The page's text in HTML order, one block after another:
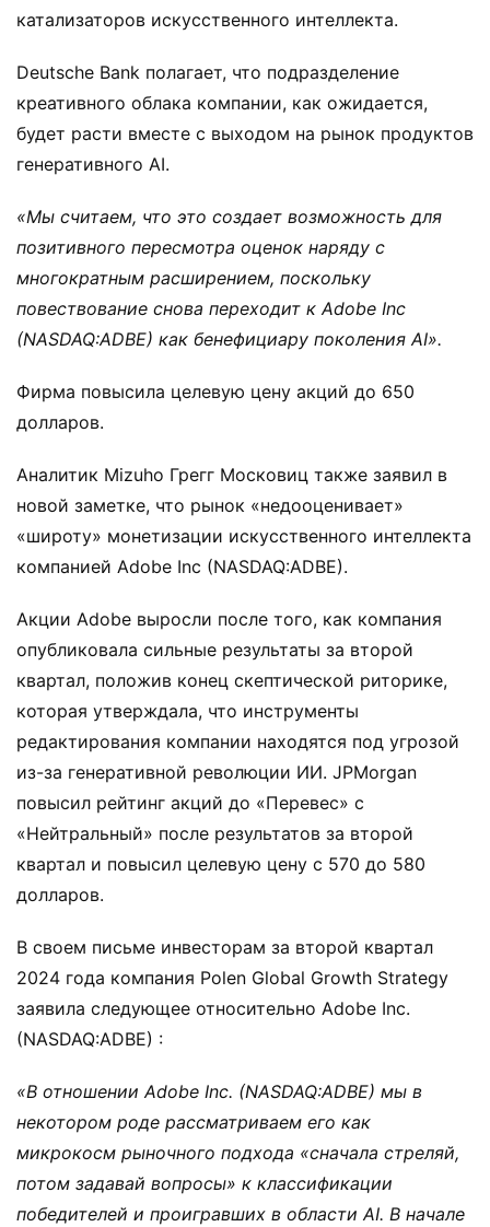
катализаторов искусственного интеллекта.
Deutsche Bank полагает, что подразделение
креативного облака компании, как ожидается,
будет расти вместе с выходом на рынок продуктов
генеративного AI.
«Мы считаем, что это создает возможность для
позитивного пересмотра оценок наряду с
многократным расширением, поскольку
повествование снова переходит к Adobe Inc
(NASDAQ:ADBE) как бенефициару поколения AI».
Фирма повысила целевую цену акций до 650
долларов.
Аналитик Mizuho Грегг Московиц также заявил в
новой заметке, что рынок «недооценивает»
«широту» монетизации искусственного интеллекта
компанией Adobe Inc (NASDAQ:ADBE).
Акции Adobe выросли после того, как компания
опубликовала сильные результаты за второй
квартал, положив конец скептической риторике,
которая утверждала, что инструменты
редактирования компании находятся под угрозой
из-за генеративной революции ИИ. JPMorgan
повысил рейтинг акций до «Перевес» с
«Нейтральный» после результатов за второй
квартал и повысил целевую цену с 570 до 580
долларов.
В своем письме инвесторам за второй квартал
2024 года компания Polen Global Growth Strategy
заявила следующее относительно Adobe Inc.
(NASDAQ:ADBE) :
«В отношении Adobe Inc. (NASDAQ:ADBE) мы в
некотором роде рассматриваем его как
микрокосм рыночного подхода «сначала стреляй,
потом задавай вопросы» к классификации
победителей и проигравших в областиAI. В начале